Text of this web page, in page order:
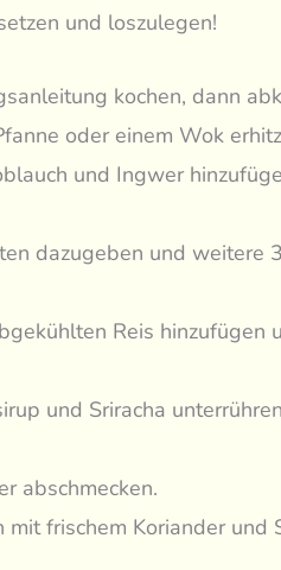
und loszulegen!
kochen, dann
oder einem Wok
und Ingwer
dazugeben und weitere
Reis hinzufügen
und Sriracha
abschmecken.
mit frischem Koriander und